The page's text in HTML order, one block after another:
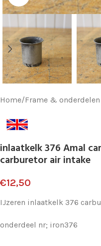
Home/Frame &
inlaatkelk 376 Amal
carburetor air intake
€12,50
IJzeren inlaatkelk 376
onderdeel nr; iron376